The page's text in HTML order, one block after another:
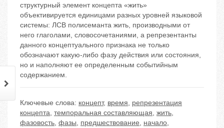
структурный элемент концепта «жить»
объективируется единицами разных уровней языковой
системы: ЛСВ полисеманта жить, производными от
него глаголами, словосочетаниями, а репрезентанты
данного концептуального признака не только
обозначают какую-либо фазу действия или состояния,
но и наполняют ее определенным событийным
содержанием.
Ключевые слова: концепт, время, репрезентация
концепта, темпоральная составляющая, жить,
фазовость, фазы, предшествование, начало,